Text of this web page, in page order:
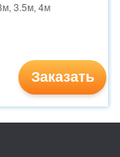
3.5м, 4м
Заказать